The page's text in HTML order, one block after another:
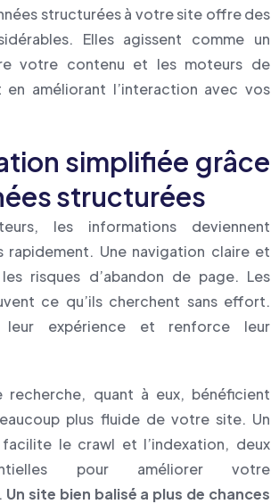
structurées à votre site offre des
Elles agissent comme un
votre contenu et les moteurs de
améliorant l’interaction avec vos
simplifiée grâce
structurées
les informations deviennent
rapidement. Une navigation claire et
risques d’abandon de page. Les
ce qu’ils cherchent sans effort.
leur expérience et renforce leur
recherche, quant à eux, bénéficient
plus fluide de votre site. Un
le crawl et l’indexation, deux
pour améliorer votre
Un site bien balisé a plus de chances